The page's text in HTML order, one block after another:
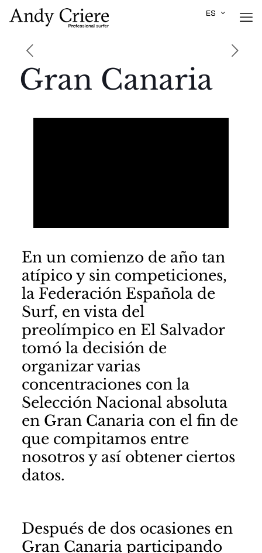
Gran Canaria
En un comienzo de año tan
atípico y sin competiciones,
la Federación Española de
Surf, en vista del
preolímpico en El Salvador
tomó la decisión de
organizar varias
concentraciones con la
Selección Nacional absoluta
en Gran Canaria con el fin de
que compitamos entre
nosotros y así obtener ciertos
datos.
Después de dos ocasiones en
Gran Canaria participando